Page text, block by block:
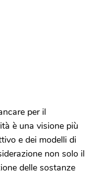
per il
è una visione più
e dei modelli di
non solo il
delle sostanze